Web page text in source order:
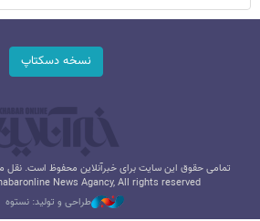
نسخه دسکتاپ
تمامی حقوق این سایت برای خبرآنلاین محفوظ است. نقل
News Agancy, All rights reserved
طراحی و تولید: نستوه